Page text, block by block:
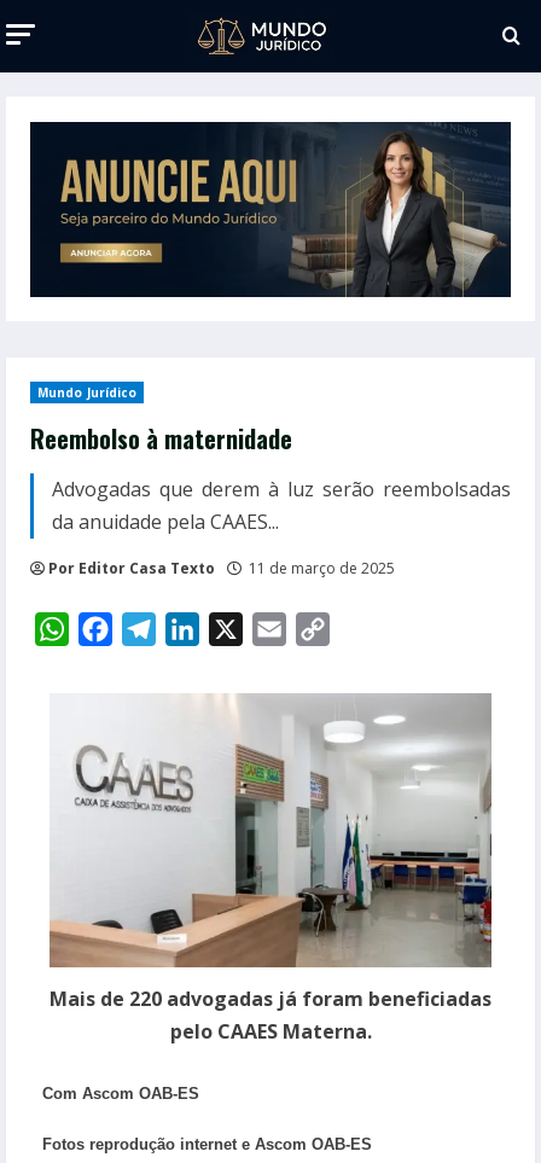
Mundo Jurídico
Reembolso à maternidade
Advogadas que derem à luz serão reembolsadas
da anuidade pela CAAES...
Por Editor Casa Texto 11 de março de 2025
WhatsAppFacebookTelegramLinkedIn Email
Mais de 220 advogadas já foram beneficiadas
pelo CAAES Materna.
Com Ascom OAB-ES
Fotos reprodução internet e Ascom OAB-ES